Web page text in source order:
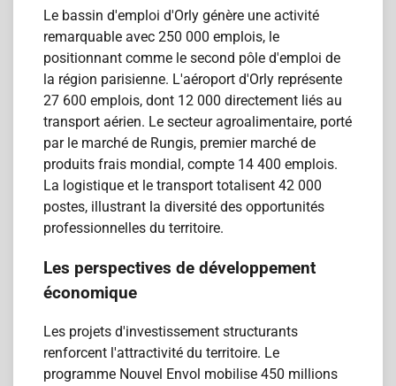
Le bassin d'emploi d'Orly génère une activité
remarquable avec 250 000 emplois, le
positionnant comme le second pôle d'emploi de
la région parisienne. L'aéroport d'Orly représente
27 600 emplois, dont 12 000 directement liés au
transport aérien. Le secteur agroalimentaire, porté
par le marché de Rungis, premier marché de
produits frais mondial, compte 14 400 emplois.
La logistique et le transport totalisent 42 000
postes, illustrant la diversité des opportunités
professionnelles du territoire.
Les perspectives de développement
économique
Les projets d'investissement structurants
renforcent l'attractivité du territoire. Le
programme Nouvel Envol mobilise 450 millions